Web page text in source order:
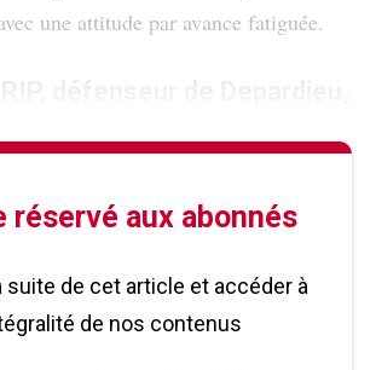
une attitude par avance fatiguée.
réservé aux abonnés
suite de cet article et accéder à
de nos contenus